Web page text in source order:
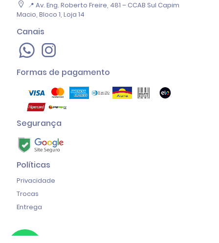
📍 Av. Eng. Roberto Freire, 481 – CCAB Sul Capim
Macio, Bloco 1, Loja 14
Canais
Formas de pagamento
Segurança
Políticas
Privacidade
Trocas
Entrega